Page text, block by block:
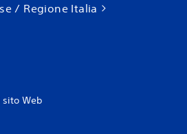
/ Regione Italia
Web